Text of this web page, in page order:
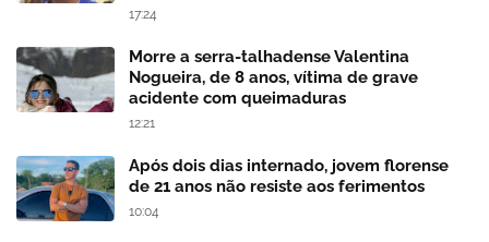
17:24
Morre a serra-talhadense Valentina
Nogueira, de 8 anos, vítima de grave
acidente com queimaduras
12:21
Após dois dias internado, jovem florense
de 21 anos não resiste aos ferimentos
10:04